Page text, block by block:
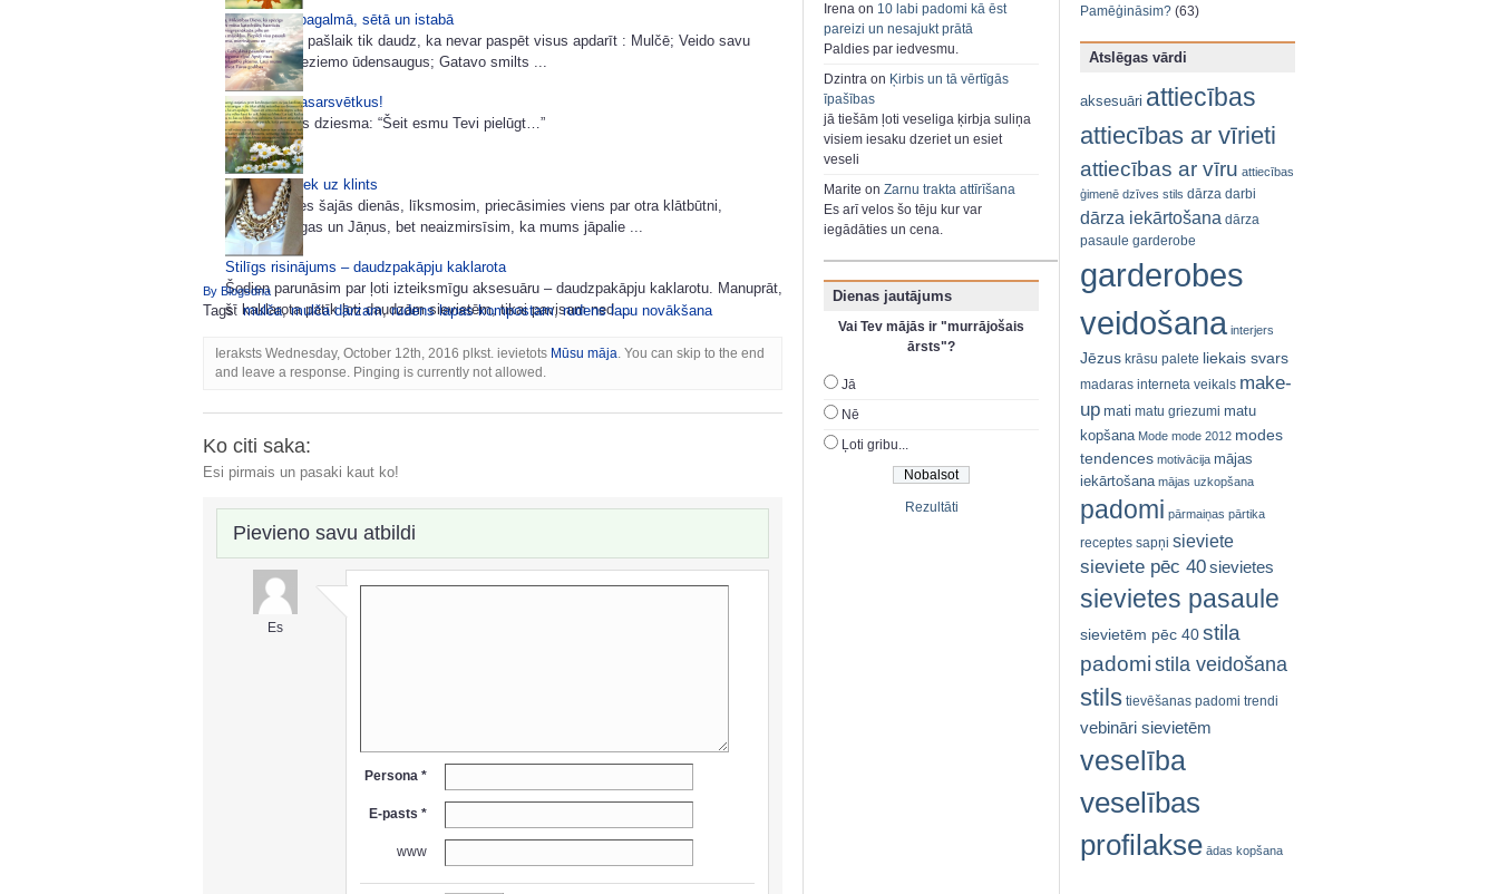
Miķeļdiena pagalmā, sētā un istabā
Dārzā darbu pašlaik tik daudz, ka nevar paspēt visus apdarīt : Mulčē; Veido savu
viršu dobi; Ieziemo ūdensaugus; Gatavo smilts ...
Priecīgus Vasarsvētkus!
Slavēšanas dziesma: “Šeit esmu Tevi pielūgt…”
Mums jāpaliek uz klints
Atpūtīsimies šajās dienās, līksmosim, priecāsimies viens par otra klātbūtni,
sveiksim Līgas un Jāņus, bet neaizmirsīsim, ka mums jāpalie ...
Stilīgs risinājums – daudzpakāpju kaklarota
Šodien parunāsim par ļoti izteiksmīgu aksesuāru – daudzpakāpju kaklarotu. Manuprāt,
šī kaklarota patīk ļoti daudzām sievietēm, tikai pavisam ned ...
By Blogsdna
Tags:mulča,mulča dārzam,rudens lapas kompostam,rudens lapu novākšana
Ieraksts Wednesday, October 12th, 2016 plkst. ievietots Mūsu māja . You can skip to the end
and leave a response. Pinging is currently not allowed.
Ko citi saka:
Esi pirmais un pasaki kaut ko!
Pievieno savu atbildi
Es
Persona *
E-pasts *
www
Irena on 10 labi padomi kā ēst
pareizi un nesajukt prātā
Paldies par iedvesmu.
Dzintra on Ķirbis un tā vērtīgās
īpašības
jā tiešām ļoti veseliga ķirbja suliņa
visiem iesaku dzeriet un esiet
veseli
Marite on Zarnu trakta attīrīšana
Es arī velos šo tēju kur var
iegādāties un cena.
Dienas jautājums
Vai Tev mājās ir "murrājošais
ārsts"?
Jā
Nē
Ļoti gribu...
Rezultāti
Pamēģināsim? (63)
Atslēgas vārdi
aksesuāri attiecības
attiecības ar vīrieti
attiecības ar vīru attiecības
ģimenē dzīves stils dārza darbi
dārza iekārtošana dārza
pasaule garderobe
garderobes
veidošana interjers
Jēzus krāsu palete liekais svars
madaras interneta veikals make-
up mati matu griezumi matu
kopšana Mode mode 2012 modes
tendences motivācija mājas
iekārtošana mājas uzkopšana
padomi pārmaiņas pārtika
receptes sapņi sieviete
sieviete pēc 40sievietes
sievietes pasaule
sievietēm pēc 40stila
padomistila veidošana
stils tievēšanas padomi trendi
vebināri sievietēm
veselība
veselības
profilakse ādas kopšana